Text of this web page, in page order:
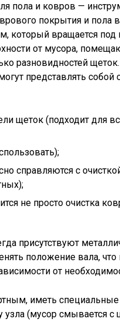
пола и ковров —
покрытия и
который вращается под
от мусора,
разновидностей
представлять собой
щеток (подходит для
справляются с
не просто очистка
присутствуют
положение вала, что
от
иметь специальные
(мусор смывается с